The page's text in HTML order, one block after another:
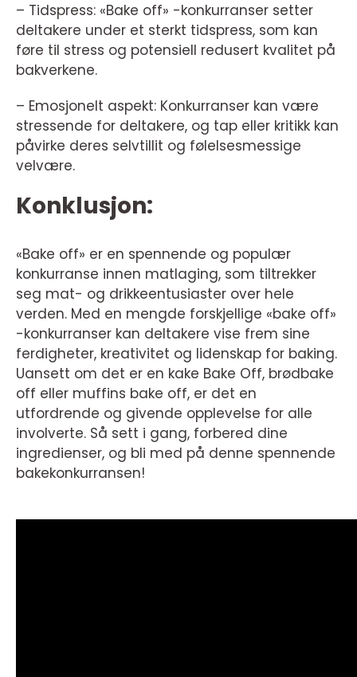
– Tidspress: «Bake off» -konkurranser setter
deltakere under et sterkt tidspress, som kan
føre til stress og potensiell redusert kvalitet på
bakverkene.
– Emosjonelt aspekt: Konkurranser kan være
stressende for deltakere, og tap eller kritikk kan
påvirke deres selvtillit og følelsesmessige
velvære.
Konklusjon:
«Bake off» er en spennende og populær
konkurranse innen matlaging, som tiltrekker
seg mat- og drikkeentusiaster over hele
verden. Med en mengde forskjellige «bake off»
-konkurranser kan deltakere vise frem sine
ferdigheter, kreativitet og lidenskap for baking.
Uansett om det er en kake Bake Off, brødbake
off eller muffins bake off, er det en
utfordrende og givende opplevelse for alle
involverte. Så sett i gang, forbered dine
ingredienser, og bli med på denne spennende
bakekonkurransen!